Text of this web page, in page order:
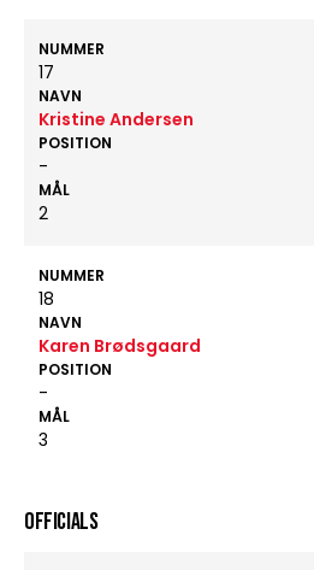
NUMMER
17
NAVN
Kristine Andersen
POSITION
-
MÅL
2
NUMMER
18
NAVN
Karen Brødsgaard
POSITION
-
MÅL
3
OFFICIALS